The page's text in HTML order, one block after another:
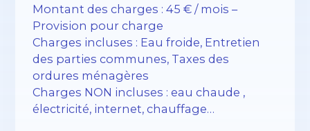
Montant des charges : 45 € / mois –
Provision pour charge
Charges incluses : Eau froide, Entretien
des parties communes, Taxes des
ordures ménagères
Charges NON incluses : eau chaude ,
électricité, internet, chauffage…